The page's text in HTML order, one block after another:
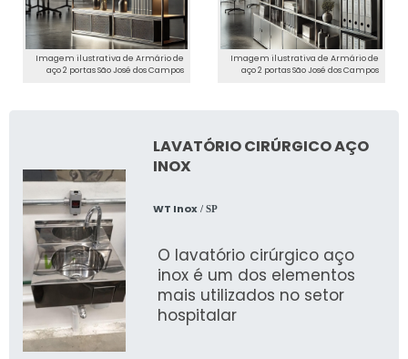
Imagem ilustrativa de Armário de
aço 2 portas São José dos Campos
Imagem ilustrativa de Armário de
aço 2 portas São José dos Campos
LAVATÓRIO CIRÚRGICO AÇO
INOX
WT Inox/ SP
O lavatório cirúrgico aço
inox é um dos elementos
mais utilizados no setor
hospitalar